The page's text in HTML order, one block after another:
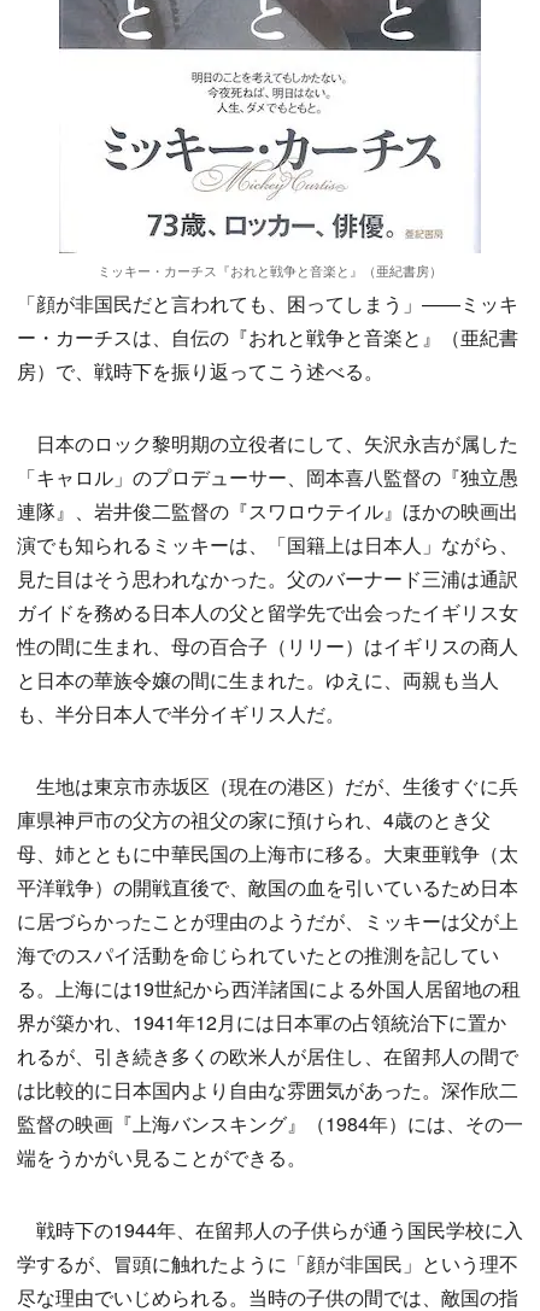
ミッキー・カーチス『おれと戦争と音楽と』（亜紀書房）
「顔が非国民だと言われても、困ってしまう」——ミッキ
ー・カーチスは、自伝の『おれと戦争と音楽と』（亜紀書
房）で、戦時下を振り返ってこう述べる。
日本のロック黎明期の立役者にして、矢沢永吉が属した
「キャロル」のプロデューサー、岡本喜八監督の『独立愚
連隊』、岩井俊二監督の『スワロウテイル』ほかの映画出
演でも知られるミッキーは、「国籍上は日本人」ながら、
見た目はそう思われなかった。父のバーナード三浦は通訳
ガイドを務める日本人の父と留学先で出会ったイギリス女
性の間に生まれ、母の百合子（リリー）はイギリスの商人
と日本の華族令嬢の間に生まれた。ゆえに、両親も当人
も、半分日本人で半分イギリス人だ。
生地は東京市赤坂区（現在の港区）だが、生後すぐに兵
庫県神戸市の父方の祖父の家に預けられ、4歳のとき父
母、姉とともに中華民国の上海市に移る。大東亜戦争（太
平洋戦争）の開戦直後で、敵国の血を引いているため日本
に居づらかったことが理由のようだが、ミッキーは父が上
海でのスパイ活動を命じられていたとの推測を記してい
る。上海には19世紀から西洋諸国による外国人居留地の租
界が築かれ、1941年12月には日本軍の占領統治下に置か
れるが、引き続き多くの欧米人が居住し、在留邦人の間で
は比較的に日本国内より自由な雰囲気があった。深作欣二
監督の映画『上海バンスキング』（1984年）には、その一
端をうかがい見ることができる。
戦時下の1944年、在留邦人の子供らが通う国民学校に入
学するが、冒頭に触れたように「顔が非国民」という理不
尽な理由でいじめられる。当時の子供の間では、敵国の指